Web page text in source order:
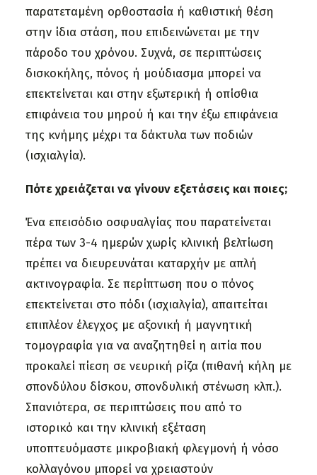
παρατεταμένη ορθοστασία ή καθιστική θέση
στην ίδια στάση, που επιδεινώνεται με την
πάροδο του χρόνου. Συχνά, σε περιπτώσεις
δισκοκήλης, πόνος ή μούδιασμα μπορεί να
επεκτείνεται και στην εξωτερική ή οπίσθια
επιφάνεια του μηρού ή και την έξω επιφάνεια
της κνήμης μέχρι τα δάκτυλα των ποδιών
(ισχιαλγία).
Πότε χρειάζεται να γίνουν εξετάσεις και ποιες;
Ένα επεισόδιο οσφυαλγίας που παρατείνεται
πέρα των 3-4 ημερών χωρίς κλινική βελτίωση
πρέπει να διευρευνάται καταρχήν με απλή
ακτινογραφία. Σε περίπτωση που ο πόνος
επεκτείνεται στο πόδι (ισχιαλγία), απαιτείται
επιπλέον έλεγχος με αξονική ή μαγνητική
τομογραφία για να αναζητηθεί η αιτία που
προκαλεί πίεση σε νευρική ρίζα (πιθανή κήλη με
σπονδύλου δίσκου, σπονδυλική στένωση κλπ.).
Σπανιότερα, σε περιπτώσεις που από το
ιστορικό και την κλινική εξέταση
υποπτευόμαστε μικροβιακή φλεγμονή ή νόσο
κολλαγόνου μπορεί να χρειαστούν